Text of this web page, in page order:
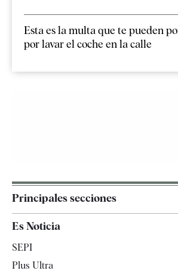
Esta es la multa que te pueden
por lavar el coche en la calle
Principales secciones
España
Es Noticia
SEPI
Plus Ultra